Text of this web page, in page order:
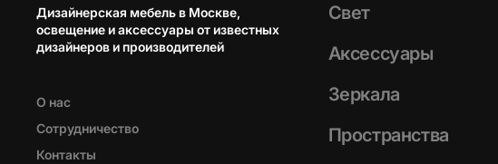
Дизайнерская мебель в Москве,
освещение и аксессуары от известных
дизайнеров и производителей
О нас
Сотрудничество
Контакты
Свет
Аксессуары
Зеркала
Пространства